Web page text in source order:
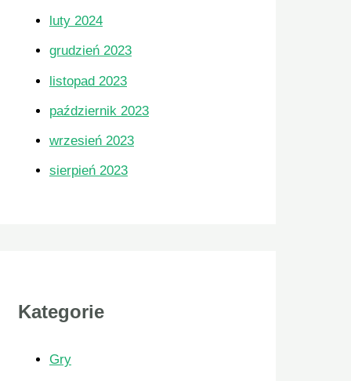
luty 2024
grudzień 2023
listopad 2023
październik 2023
wrzesień 2023
sierpień 2023
Kategorie
Gry